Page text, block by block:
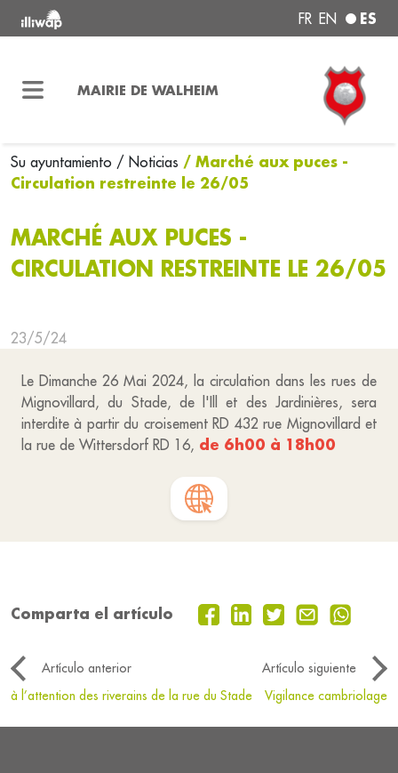
FR EN ES
MAIRIE DE WALHEIM
Su ayuntamiento / Noticias / Marché aux puces -
Circulation restreinte le 26/05
MARCHÉ AUX PUCES -
CIRCULATION RESTREINTE LE 26/05
23/5/24
Le Dimanche 26 Mai 2024, la circulation dans les rues de
Mignovillard, du Stade, de l'Ill et des Jardinières, sera
interdite à partir du croisement RD 432 rue Mignovillard et
la rue de Wittersdorf RD 16, de 6h00 à 18h00
Comparta el artículo
Artículo anterior
Artículo siguiente
à l’attention des riverains de la rue du Stade
Vigilance cambriolage